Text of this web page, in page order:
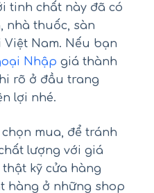
tinh chất này đã có
nhà thuốc, sàn
Nam. Nếu bạn
Nhập giá thành
rõ ở đầu trang
lợi nhé.
mua, để tránh
lượng với giá
kỹ cửa hàng
hàng ở những shop